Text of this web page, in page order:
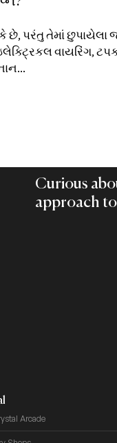
છે, પરંતુ તેમાં
વાયરિંગ,
Curious
approach
Arcade